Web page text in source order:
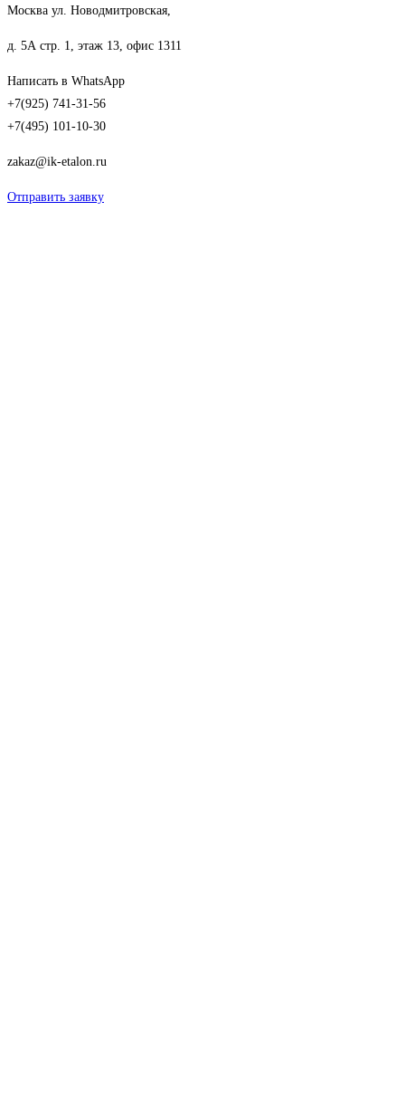
Москва ул. Новодмитровская,
д. 5А стр. 1, этаж 13, офис 1311
Написать в WhatsApp
+7(925) 741-31-56
+7(495) 101-10-30
zakaz@ik-etalon.ru
Отправить заявку